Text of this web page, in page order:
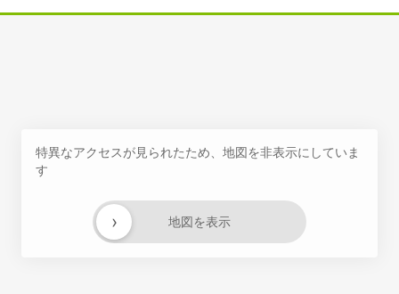
特異なアクセスが見られたため、地図を非表示にしていま
す
地図を表示
›